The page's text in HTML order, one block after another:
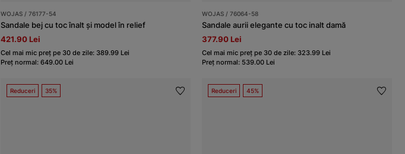
WOJAS / 76177-54
Sandale bej cu toc înalt și model în relief
421.90 Lei
Cel mai mic preț pe 30 de zile: 389.99 Lei
Preț normal: 649.00 Lei
WOJAS / 76064-58
Sandale aurii elegante cu toc inalt damă
377.90 Lei
Cel mai mic preț pe 30 de zile: 323.99 Lei
Preț normal: 539.00 Lei
Reduceri 35% Reduceri 45%